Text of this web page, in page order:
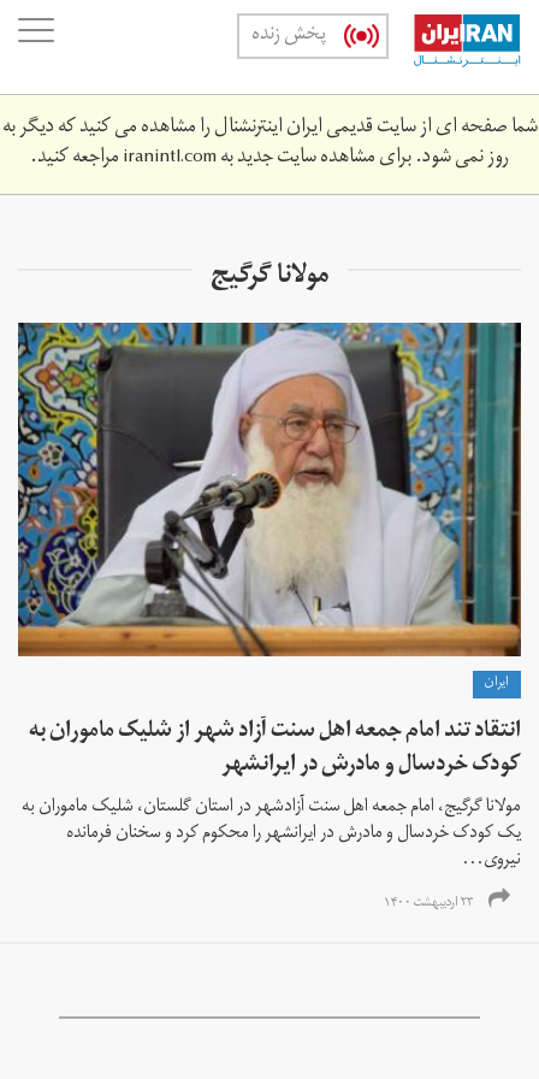
Skip
main
content
پخش زنده
شما صفحه ای از سایت قدیمی ایران اینترنشنال را مشاهده می کنید که دیگر به
روز نمی شود. برای مشاهده سایت جدید بهiranintl.comمراجعه کنید.
مولانا گرگیج
ايران
انتقاد تند امام جمعه اهل سنت آزاد شهر از شلیک ماموران به
کودک خردسال و مادرش در ایرانشهر
مولانا گرگیج، امام جمعه اهل سنت آزادشهر در استان گلستان، شلیک ماموران به
یک کودک خردسال و مادرش در ایرانشهر را محکوم کرد و سخنان فرمانده
نیروی...
۲۳ اردیبهشت ۱۴۰۰